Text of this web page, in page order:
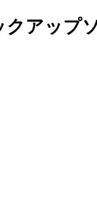
クアップ